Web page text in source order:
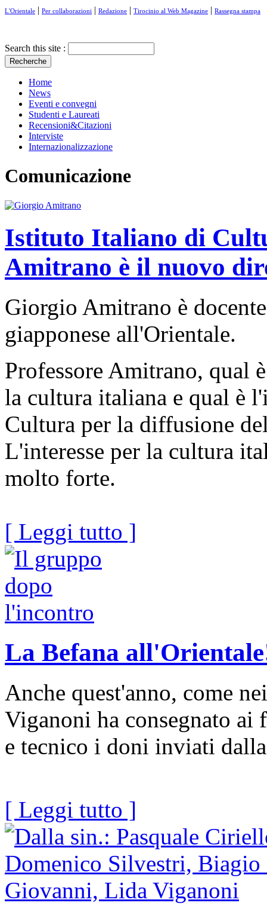
L'Orientale | Per collaborazioni | Redazione | Tirocinio al Web Magazine | Rassegna stampa
Search this site :
Home
News
Eventi e convegni
Studenti e Laureati
Recensioni&Citazioni
Interviste
Internazionalizzazione
Comunicazione
Istituto Italiano di
Amitrano è il nuovo
Giorgio Amitrano è
giapponese all'Orientale.
Professore Amitrano, qual
la cultura italiana e qual è
Cultura per la diffusione
L'interesse per la cultura
molto forte.
[ Leggi tutto ]
La Befana
Anche quest'anno, come
Viganoni ha consegnato
e tecnico i doni inviati
[ Leggi tutto ]